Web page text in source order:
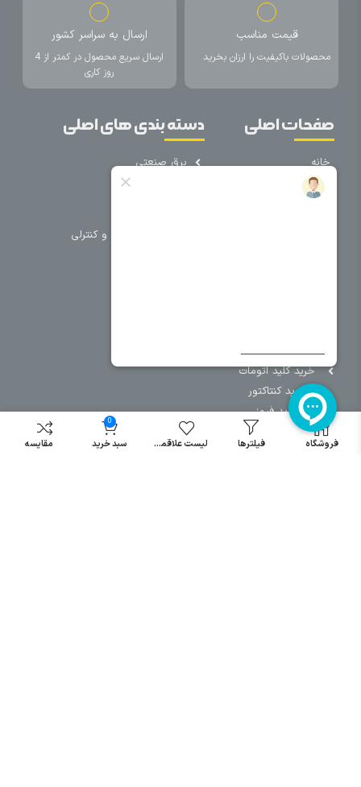
قیمت مناسب
محصولات باکیفیت را ارزان بخرید
ارسال به سراسر کشور
ارسال سریع محصول در کمتر از 4
روز کاری
صفحات اصلی
خانه
درباره ما
دسته بندی های اصلی
برق صنعتی
تجهیزات حفاظتی و کنترلی
خرید کلید اتومات
خرید کنتاکتور
خرید فیوز
مینیاتوری
خرید میکرو
فروشگاه فیلترها لیست علاقمندی
0
سبد خرید مقایسه